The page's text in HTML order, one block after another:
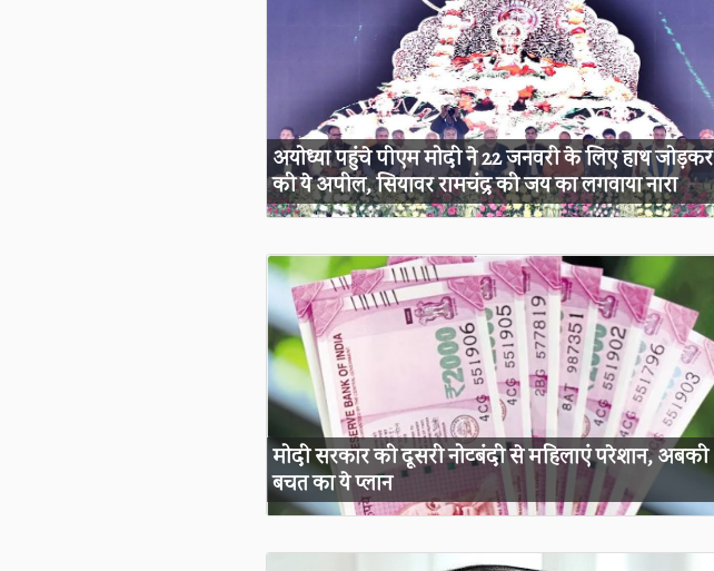
अयोध्या पहुंचे पीएम मोदी ने 22 जनवरी के लिए हाथ जोड़कर
की ये अपील, सियावर रामचंद्र की जय का लगवाया नारा
मोदी सरकार की दूसरी नोटबंदी से महिलाएं परेशान, अबकी
बचत का ये प्लान